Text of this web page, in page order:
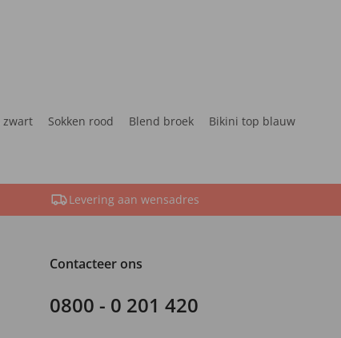
zwart Sokken rood Blend broek
Bikini top blauw
Levering aan wensadres
Contacteer ons
0800 - 0 201 420